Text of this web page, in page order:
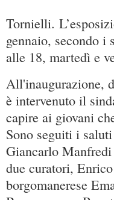
Tornielli.
gennaio, secondo
alle 18, martedì e
All'inaugurazione,
è intervenuto il
capire ai giovani
Sono seguiti i
Giancarlo
due curatori,
borgomanerese